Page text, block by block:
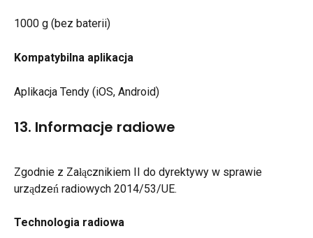
1000 g (bez baterii)
Kompatybilna aplikacja
Aplikacja Tendy (iOS, Android)
13. Informacje radiowe
Zgodnie z Załącznikiem II do dyrektywy w sprawie
urządzeń radiowych 2014/53/UE.
Technologia radiowa